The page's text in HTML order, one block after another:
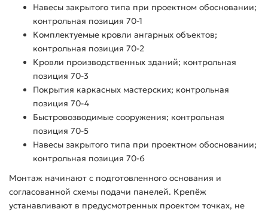
Навесы закрытого типа при проектном обосновании;
контрольная позиция 70-1
Комплектуемые кровли ангарных объектов;
контрольная позиция 70-2
Кровли производственных зданий; контрольная
позиция 70-3
Покрытия каркасных мастерских; контрольная
позиция 70-4
Быстровозводимые сооружения; контрольная
позиция 70-5
Навесы закрытого типа при проектном обосновании;
контрольная позиция 70-6
Монтаж начинают с подготовленного основания и
согласованной схемы подачи панелей. Крепёж
устанавливают в предусмотренных проектом точках, не